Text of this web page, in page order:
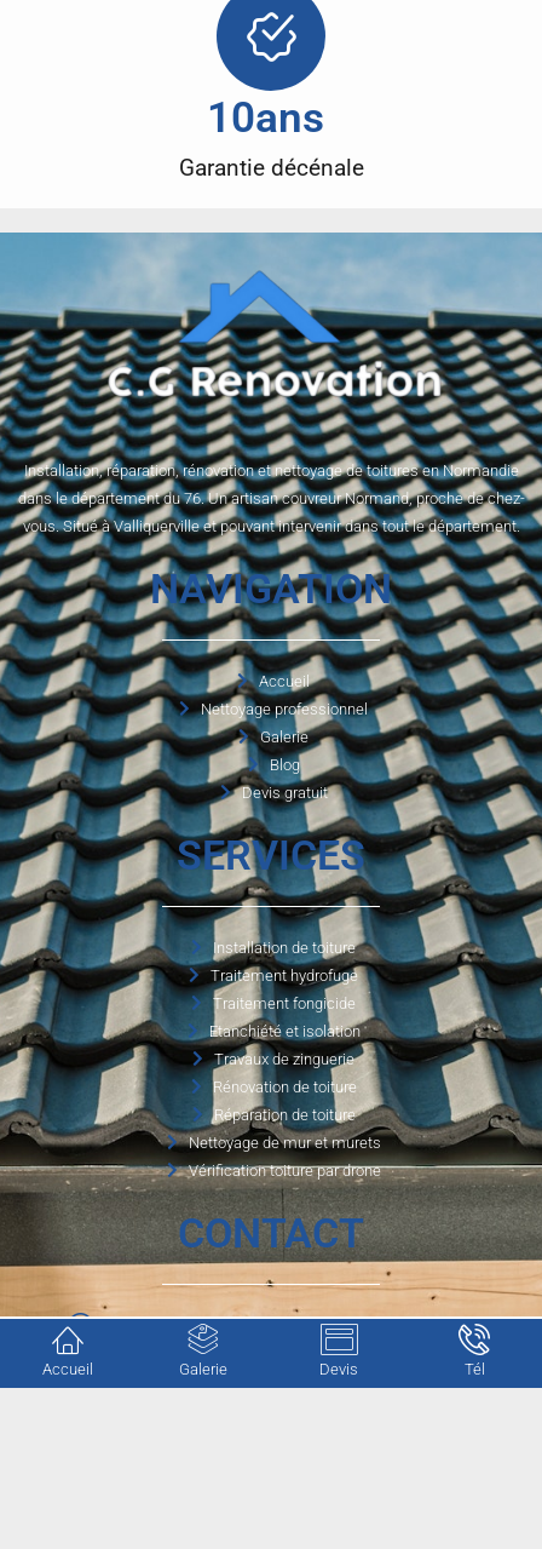
Garantie décénale
10ans
Accueil Galerie Devis Tél
Installation, réparation, rénovation et nettoyage de toitures en Normandie
dans le département du 76. Un artisan couvreur Normand, proche de chez-
vous. Situé à Valliquerville et pouvant intervenir dans tout le département.
NAVIGATION
Accueil
Nettoyage professionnel
Galerie
Blog
Devis gratuit
SERVICES
Installation de toiture
Traitement hydrofuge
Traitement fongicide
Etanchiété et isolation
Travaux de zinguerie
Rénovation de toiture
Réparation de toiture
Nettoyage de mur et murets
Vérification toiture par drone
CONTACT
1750 route de la petite carpenterie, 76 190 Valliquerville
cgotrenovation@gmail.com